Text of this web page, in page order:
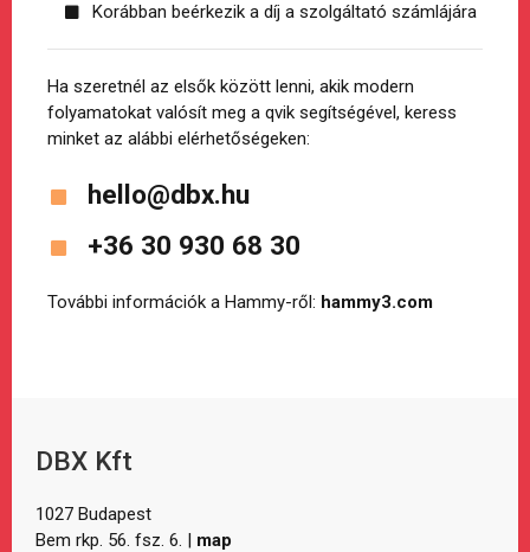
Korábban beérkezik a díj a szolgáltató számlájára
Ha szeretnél az elsők között lenni, akik modern
folyamatokat valósít meg a qvik segítségével, keress
minket az alábbi elérhetőségeken:
hello@dbx.hu
+36 30 930 68 30
További információk a Hammy-ről: hammy3.com
DBX Kft
1027 Budapest
Bem rkp. 56. fsz. 6. | map